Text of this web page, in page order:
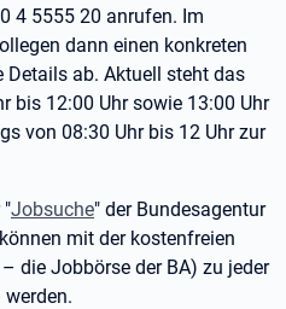
4 5555 20 anrufen. Im
dann einen konkreten
Details ab. Aktuell steht das
bis 12:00 Uhr sowie 13:00 Uhr
von 08:30 Uhr bis 12 Uhr zur
"Jobsuche" der Bundesagentur
mit der kostenfreien
die Jobbörse der BA) zu jeder